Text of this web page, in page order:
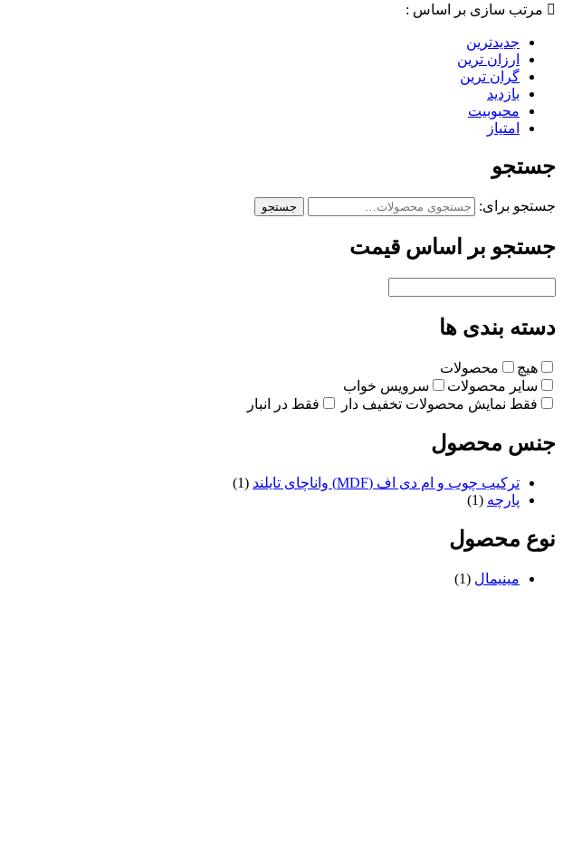
 مرتب سازی بر اساس :
جدیدترین
ارزان ترین
گران ترین
بازدید
محبوبیت
امتیاز
جستجو
جستجو برای: جستجو
جستجو بر اساس قیمت
دسته بندی ها
هیچ
محصولات
سایر محصولات
سرویس خواب
فقط نمایش محصولات تخفیف دار
فقط در انبار
جنس محصول
ترکیب چوب و ام دی اف (MDF) واناچای تایلند
(1)
پارچه (1)
نوع محصول
مینیمال (1)